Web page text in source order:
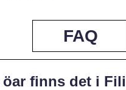
FAQ
öar finns det i